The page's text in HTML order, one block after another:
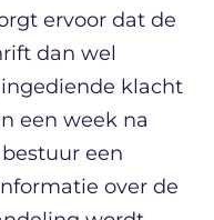
ervoor dat de
dan wel
klacht
een week na
een
over de